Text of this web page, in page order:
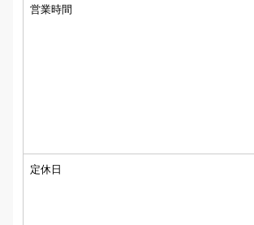
営業時間
定休日